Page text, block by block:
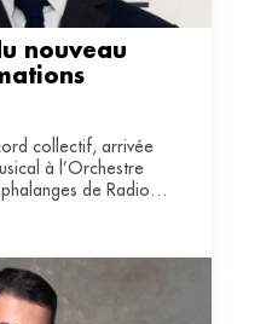
nouveau
collectif, arrivée
à l’Orchestre
de Radio